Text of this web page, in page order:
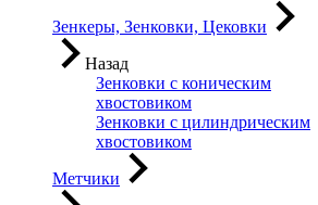
Зенкеры, Зенковки, Цековки
Назад
Зенковки с коническим
хвостовиком
Зенковки с цилиндрическим
хвостовиком
Метчики